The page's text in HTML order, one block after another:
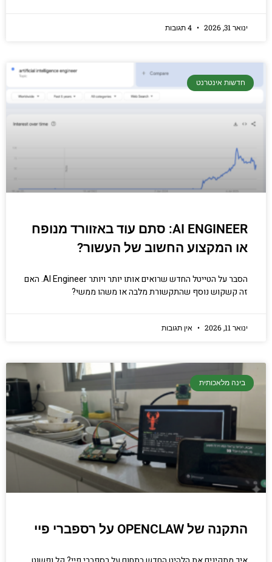
ינואר 31, 2026
חדשות אינטרנט
AI ENGINEER: סתם עוד באזוורד מנופח
או המקצוע החשוב של העשור?
הסבר על הטייטל החדש שרואים אותו יותר ויותר AI Engineer. האם
זה קשקוש נוסף שהתקשורת מלבה או משהו ממשי?
ינואר 11, 2026 אין תגובות
בינה מלאכותית
התקנה של OPENCLAW על רספברי פיי